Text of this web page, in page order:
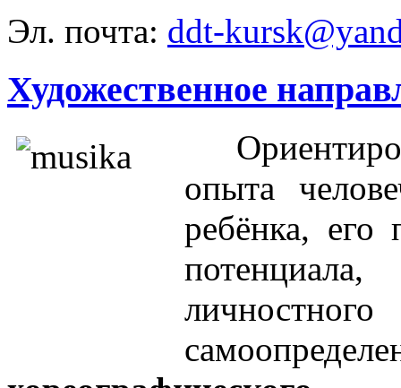
Эл. почта: ddt-
Художественное
опыта
ребёнка, его
личностного